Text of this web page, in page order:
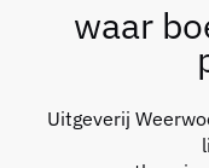
waar
Uitgeverij